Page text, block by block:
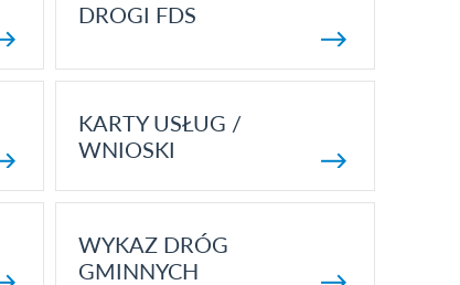
DROGI FDS
KARTY USŁUG /
WNIOSKI
WYKAZ DRÓG
GMINNYCH